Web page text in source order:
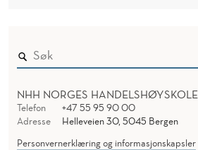
NHH NORGES HANDELSHØYSKOLE
Telefon
+47 55 95 90 00
Adresse
Helleveien 30, 5045 Bergen
Personvernerklæring og informasjonskapsler